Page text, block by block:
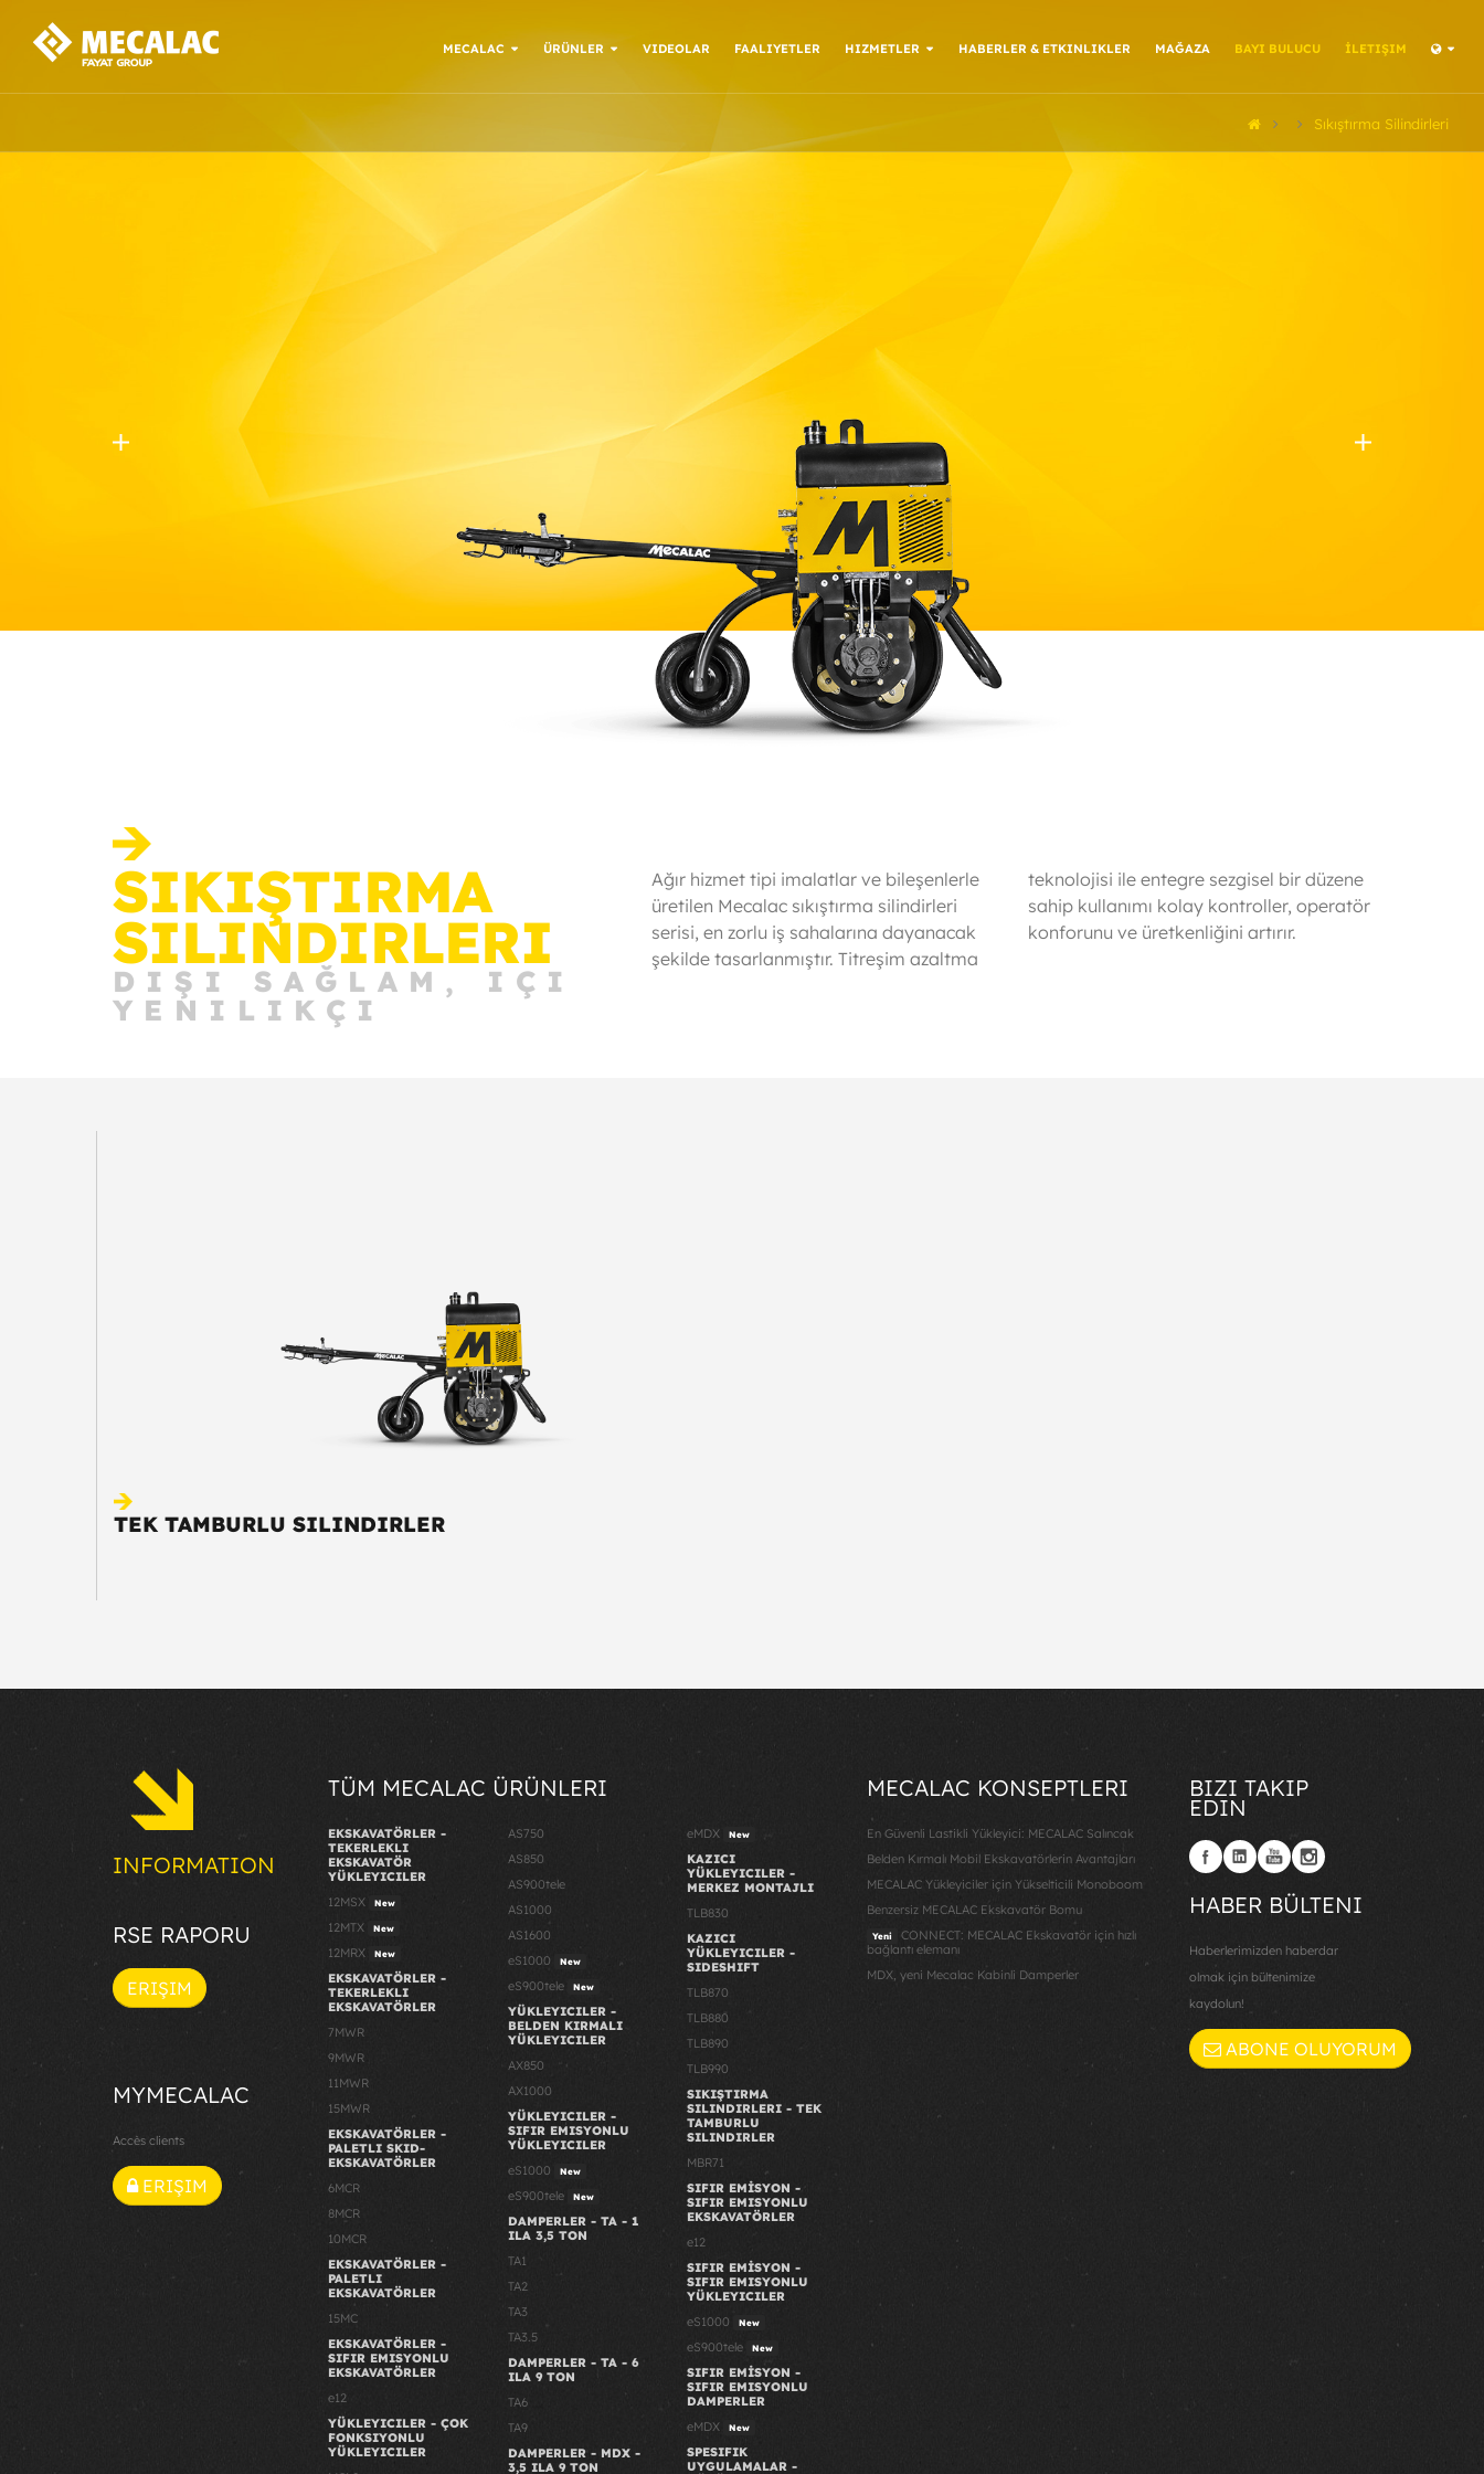
MECALAC ÜRÜNLER VIDEOLAR FAALIYETLER HIZMETLER HABERLER & ETKINLIKLER MAĞAZA BAYI BULUCU İLETIŞIM
Sıkıştırma Silindirleri
SIKIŞTIRMA
SILINDIRLERI
DIŞI SAĞLAM, IÇI
YENILIKÇI
Ağır hizmet tipi imalatlar ve bileşenlerle
üretilen Mecalac sıkıştırma silindirleri
serisi, en zorlu iş sahalarına dayanacak
şekilde tasarlanmıştır. Titreşim azaltma
teknolojisi ile entegre sezgisel bir düzene
sahip kullanımı kolay kontroller, operatör
konforunu ve üretkenliğini artırır.
TEK TAMBURLU SILINDIRLER
INFORMATION
RSE RAPORU
ERIŞIM
MYMECALAC
Accès clients
ERIŞIM
TÜM MECALAC ÜRÜNLERI
EKSKAVATÖRLER -
TEKERLEKLI
EKSKAVATÖR
YÜKLEYICILER
12MSX
New
12MTX New
12MRX New
EKSKAVATÖRLER -
TEKERLEKLI
EKSKAVATÖRLER
7MWR
9MWR
11MWR
15MWR
EKSKAVATÖRLER -
PALETLI SKID-
EKSKAVATÖRLER
6MCR
8MCR
10MCR
EKSKAVATÖRLER -
PALETLI
EKSKAVATÖRLER
15MC
EKSKAVATÖRLER -
SIFIR EMISYONLU
EKSKAVATÖRLER
e12
YÜKLEYICILER - ÇOK
FONKSIYONLU
YÜKLEYICILER
AS750
AS850
AS900tele
AS1000
AS1600
eS1000
New
eS900tele New
YÜKLEYICILER -
BELDEN KIRMALI
YÜKLEYICILER
AX850
AX1000
YÜKLEYICILER -
SIFIR EMISYONLU
YÜKLEYICILER
eS1000
New
eS900tele New
DAMPERLER - TA - 1
ILA 3,5 TON
TA1
TA2
TA3
TA3.5
DAMPERLER - TA - 6
ILA 9 TON
TA6
TA9
DAMPERLER - MDX -
3,5 ILA 9 TON
eMDX New
KAZICI
YÜKLEYICILER -
MERKEZ MONTAJLI
TLB830
KAZICI
YÜKLEYICILER -
SIDESHIFT
TLB870
TLB880
TLB890
TLB990
SIKIŞTIRMA
SILINDIRLERI - TEK
TAMBURLU
SILINDIRLER
MBR71
SIFIR EMİSYON -
SIFIR EMISYONLU
EKSKAVATÖRLER
e12
SIFIR EMİSYON -
SIFIR EMISYONLU
YÜKLEYICILER
eS1000
New
eS900tele New
SIFIR EMİSYON -
SIFIR EMISYONLU
DAMPERLER
eMDX
New
SPESIFIK
UYGULAMALAR -
MECALAC KONSEPTLERI
En Güvenli Lastikli Yükleyici: MECALAC Salıncak
Belden Kırmalı Mobil Ekskavatörlerin Avantajları
MECALAC Yükleyiciler için Yükselticili Monoboom
Benzersiz MECALAC Ekskavatör Bomu
Yeni
CONNECT: MECALAC Ekskavatör için hızlı
bağlantı elemanı
MDX, yeni Mecalac Kabinli Damperler
BIZI TAKIP
EDIN
HABER BÜLTENI
Haberlerimizden haberdar
olmak için bültenimize
kaydolun!
ABONE OLUYORUM